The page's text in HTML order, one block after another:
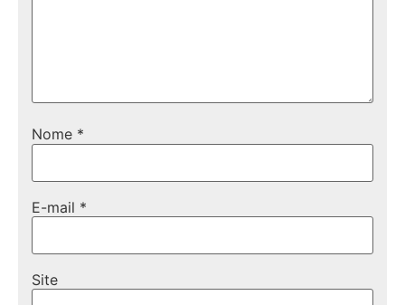
Nome *
E-mail *
Site